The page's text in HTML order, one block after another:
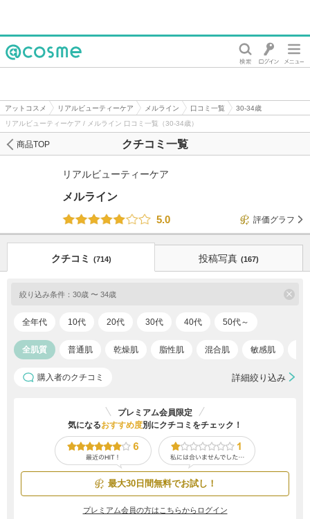
アットコスメ リアルビューティーケア メルライン 口コミ一覧
30-34歳
リアルビューティーケア / メルライン 口コミ一覧（30-34歳）
クチコミ一覧
商品TOP
リアルビューティーケア
メルライン
5.0
評価グラフ
クチコミ (714) 投稿写真 (167)
絞り込み条件： 30歳 〜 34歳
全年代 10代 20代 30代 40代 50代～
全肌質 普通肌 乾燥肌 脂性肌 混合肌 敏感肌
購入者のクチコミ 詳細絞り込み
プレミアム会員限定
気になるおすすめ度別にクチコミをチェック！
最大30日間無料でお試し！
プレミアム会員の方はこちらからログイン